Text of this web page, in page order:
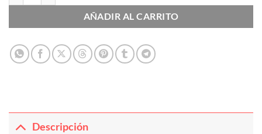
AÑADIR AL CARRITO
Descripción